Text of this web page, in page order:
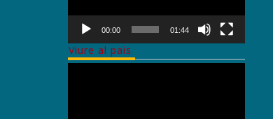
00:00 01:44
Viure al pais